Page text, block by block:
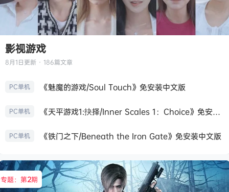
影视游戏
8月1日更新 · 186篇文章
PC单机 《魅魔的游戏/Soul Touch》免安装中文版
PC单机 《天平游戏1:抉择/Inner Scales 1：Choice》免安装中文版
PC单机 《铁门之下/Beneath the Iron Gate》免安装中文版
专题：第2期